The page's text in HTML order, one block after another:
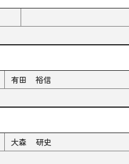
有田 裕信
大森 研史